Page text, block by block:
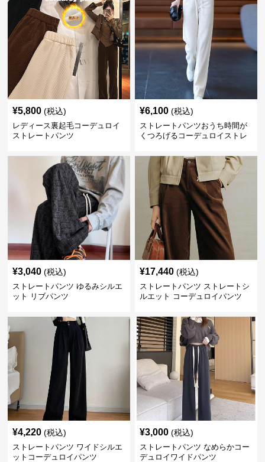
¥5,800 (税込)
レディース裏起毛コーデュロイ
ストレートパンツ
¥6,100 (税込)
ストレートパンツおうち時間が
くつろげるコーデュロイストレ
¥3,040 (税込)
ストレートパンツ ゆるみシルエ
ット リブパンツ
¥17,440 (税込)
ストレートパンツ ストレートシ
ルエット コーデュロイパンツ
¥4,220 (税込)
ストレートパンツ ワイドシルエ
ットコーデュロイパンツ
¥3,000 (税込)
ストレートパンツ なめらかコー
デュロイワイドパンツ